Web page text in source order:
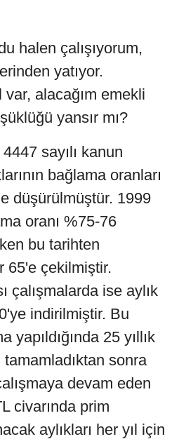
halen çalışıyorum,
yatıyor.
alacağım emekli
yansır mı?
sayılı kanun
bağlama oranları
düşürülmüştür. 1999
oranı %75-76
bu tarihten
65'e çekilmiştir.
çalışmalarda ise aylık
indirilmiştir. Bu
yapıldığında 25 yıllık
tamamladıktan sonra
devam eden
civarında prim
aylıkları her yıl için